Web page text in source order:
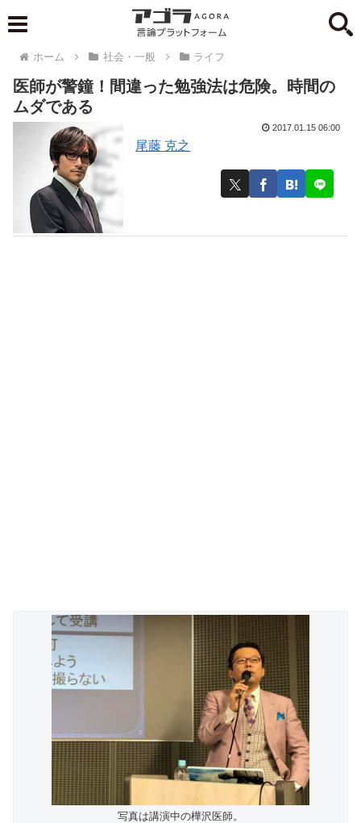
ホーム 社会・一般 ライフ
医師が警鐘！間違った勉強法は危険。時間の
ムダである
尾藤 克之
2017.01.15 06:00
写真は講演中の樺沢医師。